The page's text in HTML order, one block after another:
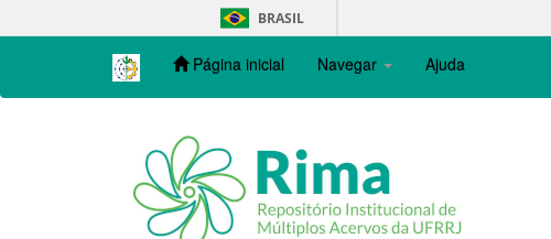
navigation
BRASIL
Página inicial Navegar Ajuda